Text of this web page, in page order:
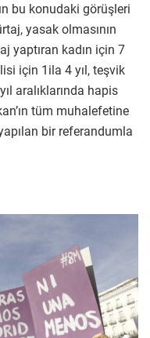
bu konudaki görüşleri
yasak olmasının
yaptıran kadın için 7
için 1ila 4 yıl, teşvik
aralıklarında hapis
tüm muhalefetine
bir referandumla